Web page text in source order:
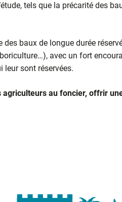
tels que la précarité des
baux de longue durée
avec un fort
leur sont réservées.
agriculteurs au foncier, offrir